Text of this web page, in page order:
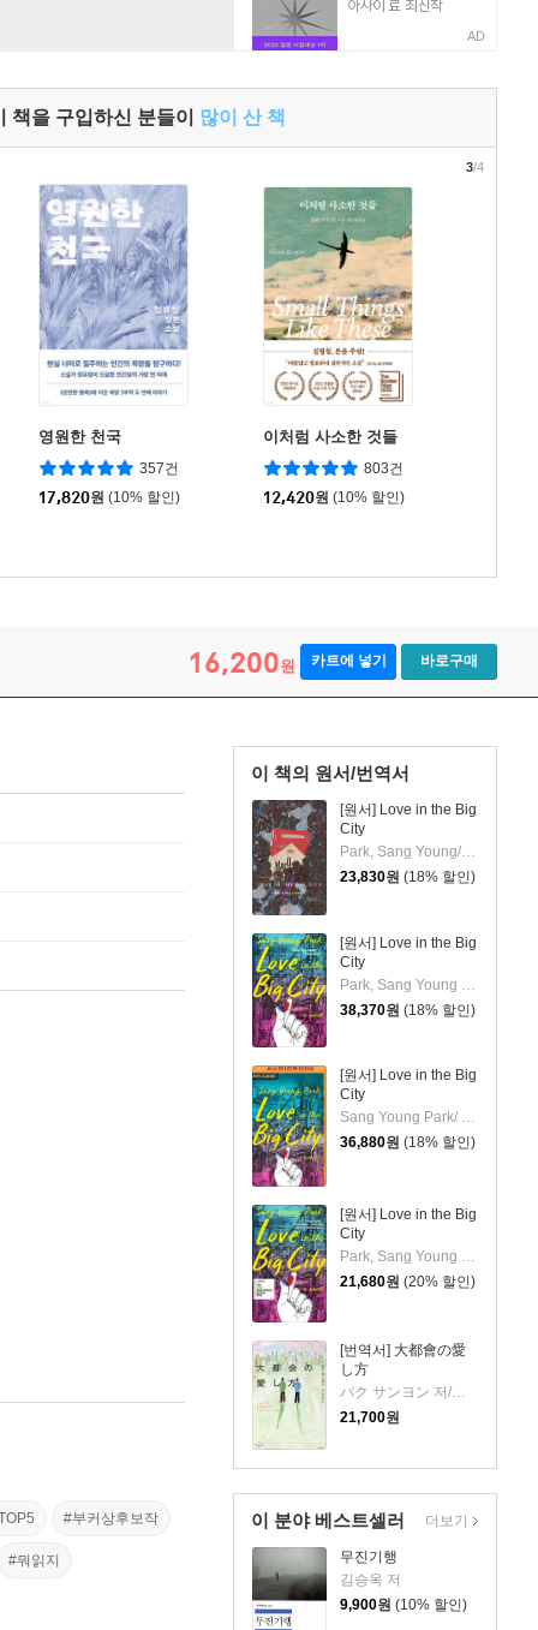
AD
책을 구입하신 분들이 많이 산 책
영원한 천국
357건
17,820원 (10% 할인)
이처럼 사소한 것들
803건
12,420원 (10% 할인)
3/4
16,200원 카트에 넣기 바로구매
이 책의 원서/번역서
[원서] Love in the Big
City
Park, Sang Young/Hur, Anton(TRN)
23,830원 (18% 할인)
[원서] Love in the Big
City
Park, Sang Young / Hur, Anton
38,370원 (18% 할인)
[원서] Love in the Big
City
Sang Young Park/ Daniel K. Isaac (NRT)/ Anton Hur (TRN)
36,880원 (18% 할인)
[원서] Love in the Big
City
21,680원 (20% 할인)
[번역서] 大都會の愛
し方
パク サンヨン 저/オ ヨンア 역
21,700원
이 분야 베스트셀러
무진기행
김승옥 저
9,900원 (10% 할인)
더보기
#부커상후보작
#뭐읽지